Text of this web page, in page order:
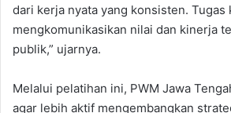
dari kerja nyata yang konsisten. Tugas
mengkomunikasikan nilai dan kinerja
publik,” ujarnya.
Melalui pelatihan ini, PWM Jawa
agar lebih aktif mengembangkan